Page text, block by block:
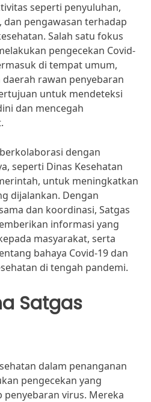
seperti penyuluhan,
dan pengawasan terhadap
Salah satu fokus
pengecekan Covid-
di tempat umum,
rawan penyebaran
untuk mendeteksi
dan mencegah
dengan
seperti Dinas Kesehatan
untuk meningkatkan
dijalankan. Dengan
dan koordinasi, Satgas
informasi yang
masyarakat, serta
bahaya Covid-19 dan
di tengah pandemi.
Satgas
dalam penanganan
pengecekan yang
virus. Mereka